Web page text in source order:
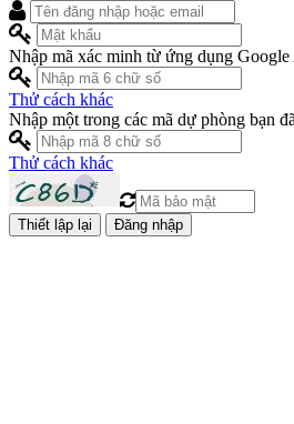
Nhập mã xác minh từ ứng dụng
Thử cách khác
Nhập một trong các mã dự phòng bạn
Thử cách khác
Đăng nhập